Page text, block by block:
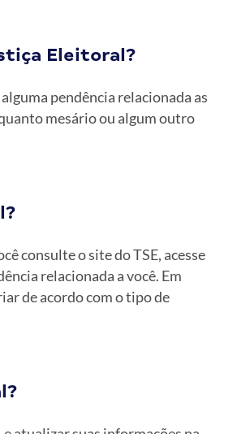
Eleitoral?
pendência relacionada as
mesário ou algum outro
consulte o site do TSE, acesse
relacionada a você. Em
de acordo com o tipo de